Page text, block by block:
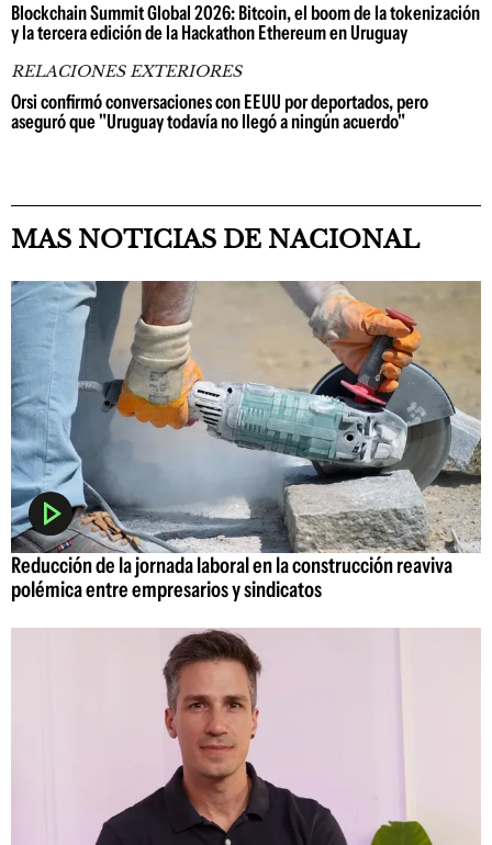
Blockchain Summit Global 2026: Bitcoin, el boom de la tokenización
y la tercera edición de la Hackathon Ethereum en Uruguay
RELACIONES EXTERIORES
Orsi confirmó conversaciones con EEUU por deportados, pero
aseguró que "Uruguay todavía no llegó a ningún acuerdo"
MAS NOTICIAS DE NACIONAL
Reducción de la jornada laboral en la construcción reaviva
polémica entre empresarios y sindicatos